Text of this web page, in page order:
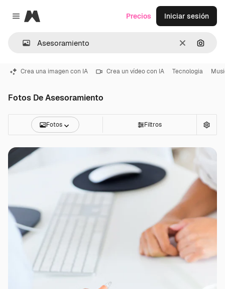
Close menu
Magnific
Borrar
Precios Iniciar sesión
Crea una imagen con IA Crea un vídeo con IA Tecnologia
Fotos De Asesoramiento
Fotos Filtros